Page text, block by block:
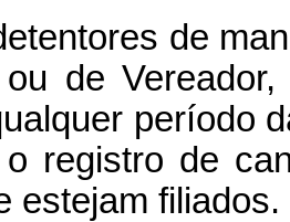
de
de
período
o registro de
estejam